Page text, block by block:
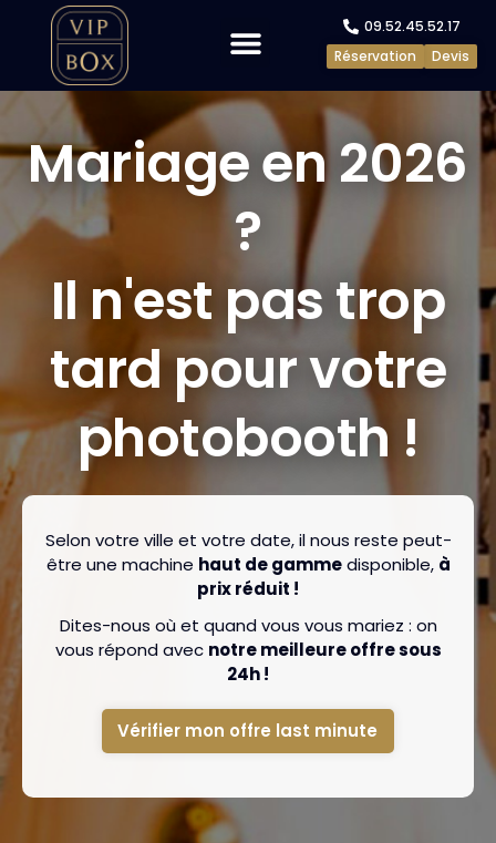
09.52.45.52.17
Devis
Réservation
Mariage en 2026
?
Il n'est pas trop
tard pour votre
photobooth !
Selon votre ville et votre date, il nous reste peut-
être une machine haut de gammedisponible, à
prix réduit !
Dites-nous où et quand vous vous mariez : on
vous répond avec notre meilleure offre sous
24h !
Vérifier mon offre last minute